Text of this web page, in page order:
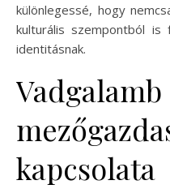
különlegessé, hogy
kulturális szempontból
identitásnak.
Vadgalamb
kapcsolata